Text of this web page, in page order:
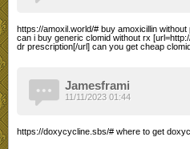
https://amoxil.world/# buy amoxicillin without
can i buy generic clomid without rx
dr prescription[/url] can you get cheap
Jamesframi
https://doxycycline.sbs/# where to get
11/11/2023 01:44